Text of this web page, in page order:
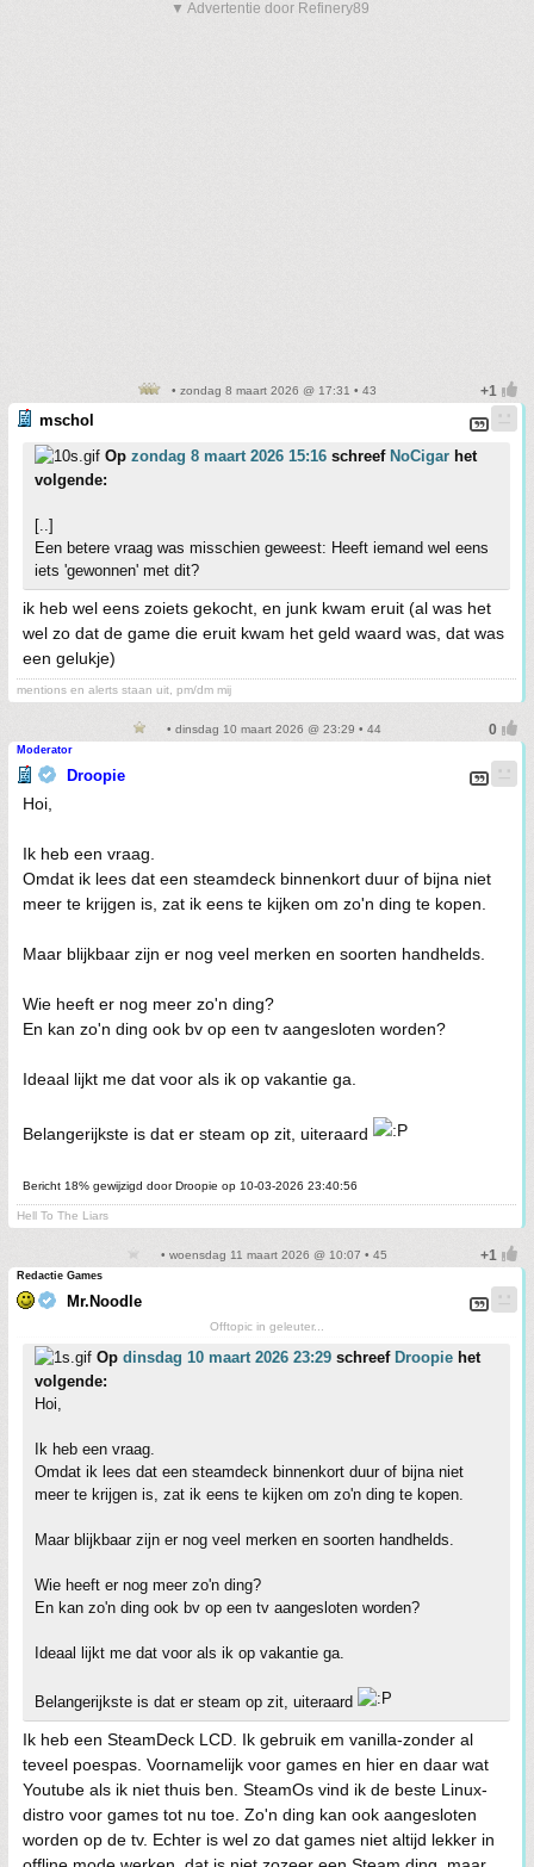
▼ Advertentie door Refinery89
• zondag 8 maart 2026 @ 17:31 • 43
mschol
Op zondag 8 maart 2026 15:16 schreef NoCigar het
volgende:
[..]
Een betere vraag was misschien geweest: Heeft iemand wel eens
iets 'gewonnen' met dit?
ik heb wel eens zoiets gekocht, en junk kwam eruit (al was het
wel zo dat de game die eruit kwam het geld waard was, dat was
een gelukje)
mentions en alerts staan uit, pm/dm mij
• dinsdag 10 maart 2026 @ 23:29 • 44
Moderator
Droopie
Hoi,
Ik heb een vraag.
Omdat ik lees dat een steamdeck binnenkort duur of bijna niet
meer te krijgen is, zat ik eens te kijken om zo'n ding te kopen.
Maar blijkbaar zijn er nog veel merken en soorten handhelds.
Wie heeft er nog meer zo'n ding?
En kan zo'n ding ook bv op een tv aangesloten worden?
Ideaal lijkt me dat voor als ik op vakantie ga.
Belangerijkste is dat er steam op zit, uiteraard
Bericht 18% gewijzigd door Droopie op 10-03-2026 23:40:56
Hell To The Liars
• woensdag 11 maart 2026 @ 10:07 • 45
Redactie Games
Mr.Noodle
Offtopic in geleuter...
Op dinsdag 10 maart 2026 23:29 schreef Droopie het
volgende:
Hoi,
Ik heb een vraag.
Omdat ik lees dat een steamdeck binnenkort duur of bijna niet
meer te krijgen is, zat ik eens te kijken om zo'n ding te kopen.
Maar blijkbaar zijn er nog veel merken en soorten handhelds.
Wie heeft er nog meer zo'n ding?
En kan zo'n ding ook bv op een tv aangesloten worden?
Ideaal lijkt me dat voor als ik op vakantie ga.
Belangerijkste is dat er steam op zit, uiteraard
Ik heb een SteamDeck LCD. Ik gebruik em vanilla-zonder al
teveel poespas. Voornamelijk voor games en hier en daar wat
Youtube als ik niet thuis ben. SteamOs vind ik de beste Linux-
distro voor games tot nu toe. Zo'n ding kan ook aangesloten
worden op de tv. Echter is wel zo dat games niet altijd lekker in